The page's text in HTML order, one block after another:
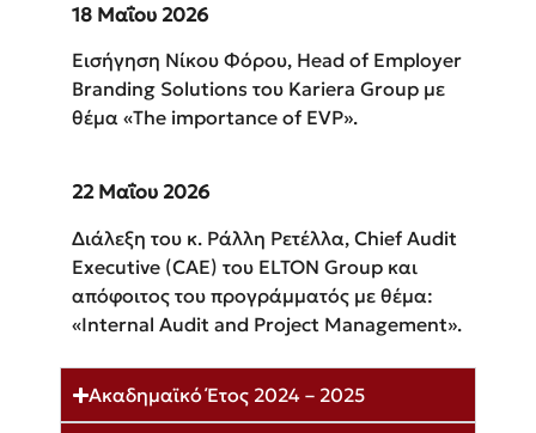
18 Μαΐου 2026
Εισήγηση Nίκου Φόρου, Head of Employer
Branding Solutions του Kariera Group με
θέμα «The importance of EVP».
22 Μαΐου 2026
Διάλεξη του κ. Ράλλη Ρετέλλα, Chief Audit
Executive (CAE) του ELTON Group και
απόφοιτος του προγράμματός με θέμα:
«Internal Audit and Project Management».
Ακαδημαϊκό Έτος 2024 – 2025